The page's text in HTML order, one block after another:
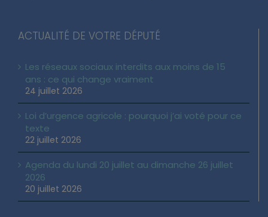
Les réseaux sociaux interdits aux moins de 15
ans : ce qui change vraiment
24 juillet 2026
Loi d’urgence agricole : pourquoi j’ai voté pour ce
texte
22 juillet 2026
Agenda du lundi 20 juillet au dimanche 26 juillet
2026
20 juillet 2026